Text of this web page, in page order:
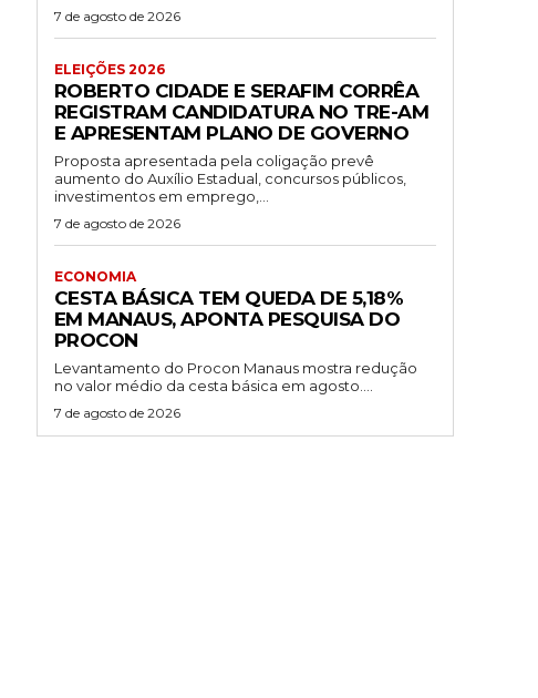
7 de agosto de 2026
ELEIÇÕES 2026
ROBERTO CIDADE E SERAFIM CORRÊA
REGISTRAM CANDIDATURA NO TRE-AM
E APRESENTAM PLANO DE GOVERNO
Proposta apresentada pela coligação prevê
aumento do Auxílio Estadual, concursos públicos,
investimentos em emprego,...
7 de agosto de 2026
ECONOMIA
CESTA BÁSICA TEM QUEDA DE 5,18%
EM MANAUS, APONTA PESQUISA DO
PROCON
Levantamento do Procon Manaus mostra redução
no valor médio da cesta básica em agosto....
7 de agosto de 2026